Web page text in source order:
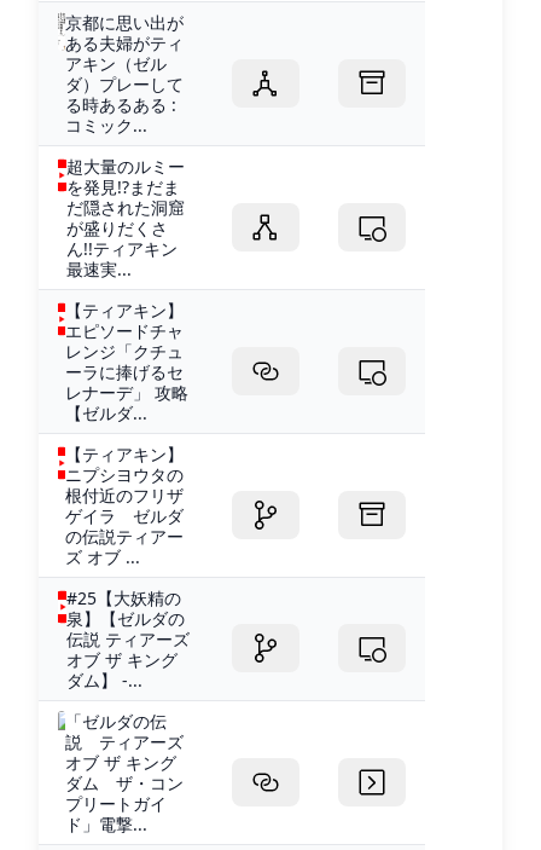
京都に思い出が
ある夫婦がティ
アキン（ゼル
ダ）プレーして
る時あるある :
コミック...
超大量のルミー
を発見!?まだま
だ隠された洞窟
が盛りだくさ
ん!!ティアキン
最速実...
【ティアキン】
エピソードチャ
レンジ「クチュ
ーラに捧げるセ
レナーデ」 攻略
【ゼルダ...
【ティアキン】
ニプシヨウタの
根付近のフリザ
ゲイラ ゼルダ
の伝説ティアー
ズ オブ ...
#25【大妖精の
泉】【ゼルダの
伝説 ティアーズ
オブ ザ キング
ダム】 -...
「ゼルダの伝
説 ティアーズ
オブ ザ キング
ダム ザ・コン
プリートガイ
ド」電撃...